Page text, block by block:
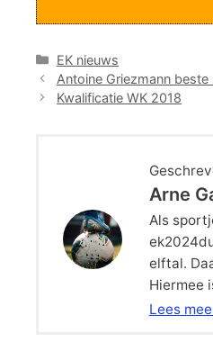
Categorieën
EK nieuws
Antoine Griezmann
Kwalificatie WK 2018
Arne
Als
elftal.
Hiermee
Lees